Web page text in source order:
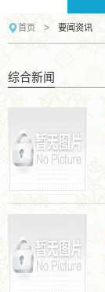
首页 > 要闻资讯
综合新闻